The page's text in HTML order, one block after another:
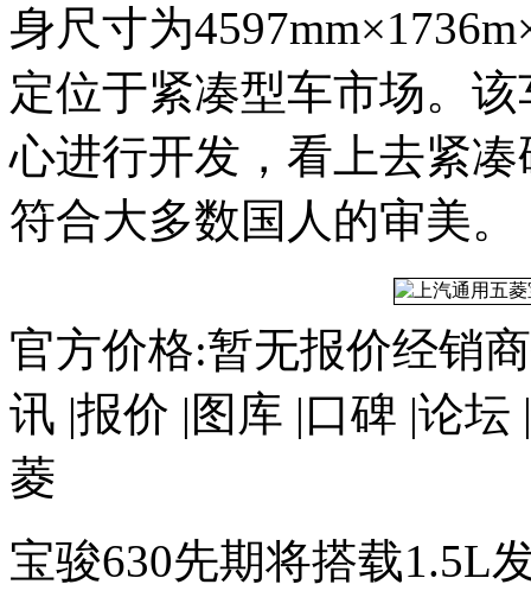
身尺寸为
定位于紧凑型车市场。
心进行开发，看上去紧
符合大多数国人的审美。
官方价格:暂无报价经销
讯 |报价 |图库 |口碑 |论
菱
宝骏630先期将搭载1.5L